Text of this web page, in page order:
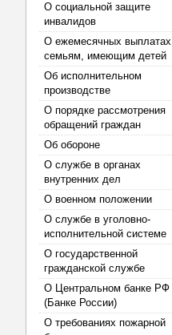
О социальной защите
инвалидов
О ежемесячных выплатах
семьям, имеющим детей
Об исполнительном
производстве
О порядке рассмотрения
обращений граждан
Об обороне
О службе в органах
внутренних дел
О военном положении
О службе в уголовно-
исполнительной системе
О государственной
гражданской службе
О Центральном банке РФ
(Банке России)
О требованиях пожарной